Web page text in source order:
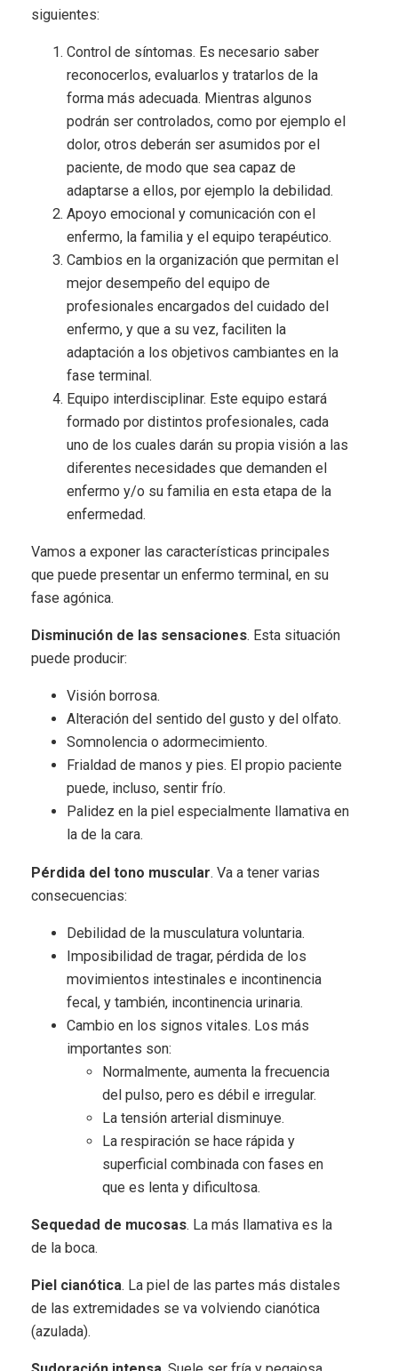
siguientes:
Control de síntomas. Es necesario saber
reconocerlos, evaluarlos y tratarlos de la
forma más adecuada. Mientras algunos
podrán ser controlados, como por ejemplo el
dolor, otros deberán ser asumidos por el
paciente, de modo que sea capaz de
adaptarse a ellos, por ejemplo la debilidad.
Apoyo emocional y comunicación con el
enfermo, la familia y el equipo terapéutico.
Cambios en la organización que permitan el
mejor desempeño del equipo de
profesionales encargados del cuidado del
enfermo, y que a su vez, faciliten la
adaptación a los objetivos cambiantes en la
fase terminal.
Equipo interdisciplinar. Este equipo estará
formado por distintos profesionales, cada
uno de los cuales darán su propia visión a las
diferentes necesidades que demanden el
enfermo y/o su familia en esta etapa de la
enfermedad.
Vamos a exponer las características principales
que puede presentar un enfermo terminal, en su
fase agónica.
Disminución de las sensaciones. Esta situación
puede producir:
Visión borrosa.
Alteración del sentido del gusto y del olfato.
Somnolencia o adormecimiento.
Frialdad de manos y pies. El propio paciente
puede, incluso, sentir frío.
Palidez en la piel especialmente llamativa en
la de la cara.
Pérdida del tono muscular. Va a tener varias
consecuencias:
Debilidad de la musculatura voluntaria.
Imposibilidad de tragar, pérdida de los
movimientos intestinales e incontinencia
fecal, y también, incontinencia urinaria.
Cambio en los signos vitales. Los más
importantes son:
Normalmente, aumenta la frecuencia
del pulso, pero es débil e irregular.
La tensión arterial disminuye.
La respiración se hace rápida y
superficial combinada con fases en
que es lenta y dificultosa.
Sequedad de mucosas. La más llamativa es la
de la boca.
Piel cianótica. La piel de las partes más distales
de las extremidades se va volviendo cianótica
(azulada).